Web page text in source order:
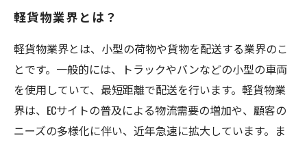
軽貨物業界とは？
軽貨物業界とは、小型の荷物や貨物を配送する業界のこ
とです。一般的には、トラックやバンなどの小型の車両
を使用していて、最短距離で配送を行います。軽貨物業
界は、ECサイトの普及による物流需要の増加や、顧客の
ニーズの多様化に伴い、近年急速に拡大しています。ま